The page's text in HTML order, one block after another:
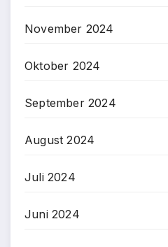
November 2024
Oktober 2024
September 2024
August 2024
Juli 2024
Juni 2024